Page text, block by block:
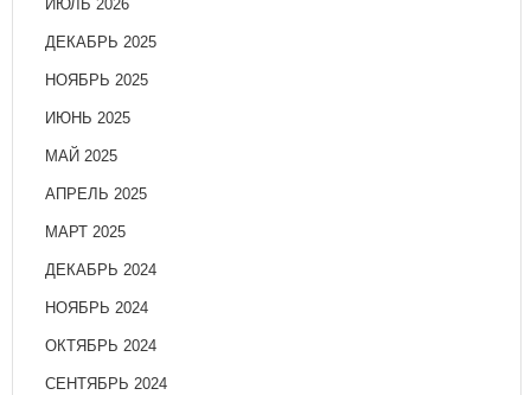
ИЮЛЬ 2026
ДЕКАБРЬ 2025
НОЯБРЬ 2025
ИЮНЬ 2025
МАЙ 2025
АПРЕЛЬ 2025
МАРТ 2025
ДЕКАБРЬ 2024
НОЯБРЬ 2024
ОКТЯБРЬ 2024
СЕНТЯБРЬ 2024